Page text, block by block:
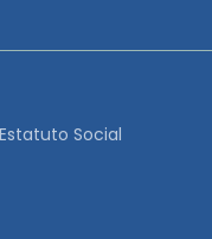
Estatuto Social